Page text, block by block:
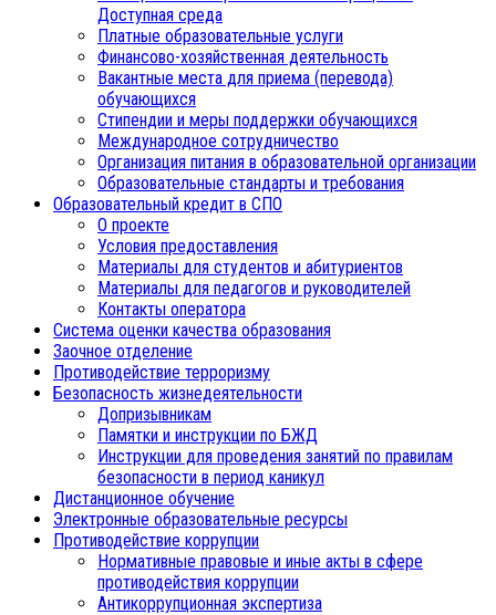
Доступная среда
Платные образовательные услуги
Финансово-хозяйственная деятельность
Вакантные места для приема (перевода)
обучающихся
Стипендии и меры поддержки обучающихся
Международное сотрудничество
Организация питания в образовательной организации
Образовательные стандарты и требования
Образовательный кредит в СПО
О проекте
Условия предоставления
Материалы для студентов и абитуриентов
Материалы для педагогов и руководителей
Контакты оператора
Система оценки качества образования
Заочное отделение
Противодействие терроризму
Безопасность жизнедеятельности
Допризывникам
Памятки и инструкции по БЖД
Инструкции для проведения занятий по правилам
безопасности в период каникул
Дистанционное обучение
Электронные образовательные ресурсы
Противодействие коррупции
Нормативные правовые и иные акты в сфере
противодействия коррупции
Антикоррупционная экспертиза